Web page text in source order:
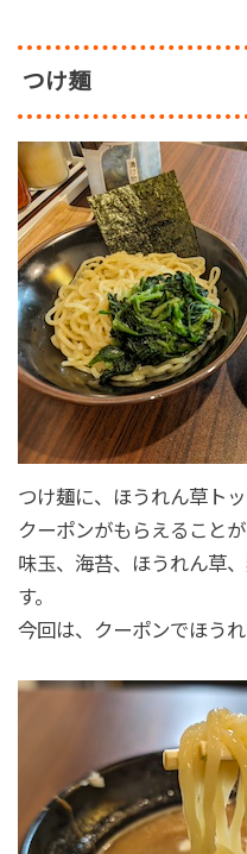
つけ麺
つけ麺に、ほうれん草ト
クーポンがもらえること
味玉、海苔、ほうれん草
す。
今回は、クーポンでほう